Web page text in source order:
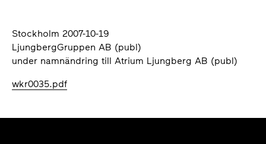
Stockholm 2007-10-19
LjungbergGruppen AB (publ)
under namnändring till Atrium Ljungberg AB (publ)
wkr0035.pdf